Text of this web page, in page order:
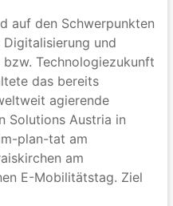
auf den Schwerpunkten
und
bzw. Technologiezukunft
das bereits
agierende
Solutions Austria in
plan-tat am
am
E-Mobilitätstag. Ziel